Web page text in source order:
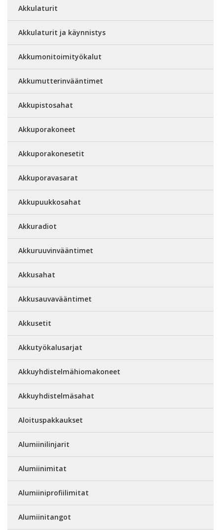
Akkulaturit
Akkulaturit ja käynnistys
Akkumonitoimityökalut
Akkumutterinvääntimet
Akkupistosahat
Akkuporakoneet
Akkuporakonesetit
Akkuporavasarat
Akkupuukkosahat
Akkuradiot
Akkuruuvinvääntimet
Akkusahat
Akkusauvavääntimet
Akkusetit
Akkutyökalusarjat
Akkuyhdistelmähiomakoneet
Akkuyhdistelmäsahat
Aloituspakkaukset
Alumiinilinjarit
Alumiinimitat
Alumiiniprofiilimitat
Alumiinitangot